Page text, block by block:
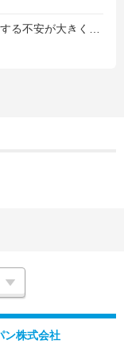
とで悩んでいる友人にも教えました。
ン株式会社